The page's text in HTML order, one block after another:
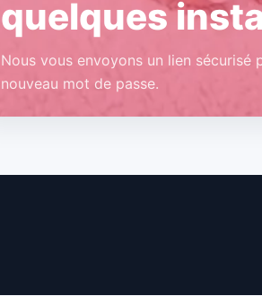
quelques
Nous vous envoyons un lien sécurisé
nouveau mot de passe.